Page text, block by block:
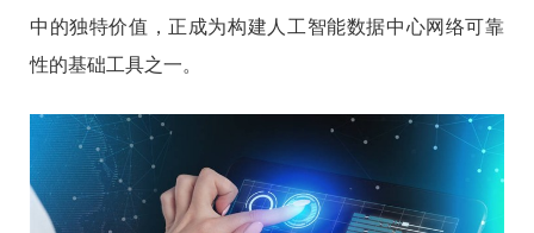
中的独特价值，正成为构建人工智能数据中心网络可靠
性的基础工具之一。